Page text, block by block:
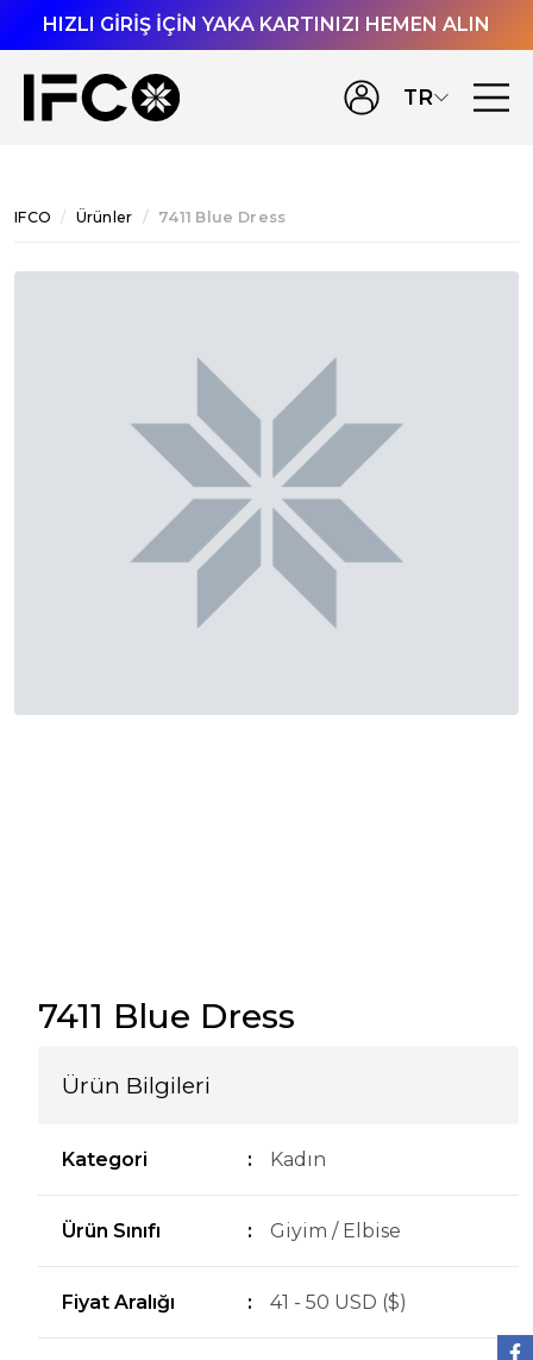
HIZLI GİRİŞ İÇİN YAKA KARTINIZI HEMEN ALIN
TR
IFCO Ürünler 7411 Blue Dress
7411 Blue Dress
Ürün Bilgileri
Kategori : Kadın
Ürün Sınıfı : Giyim / Elbise
Fiyat Aralığı : 41 - 50 USD ($)